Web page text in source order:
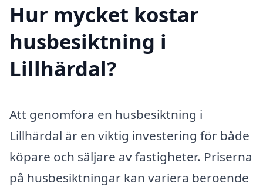
Hur mycket kostar
husbesiktning i
Lillhärdal?
Att genomföra en husbesiktning i
Lillhärdal är en viktig investering för både
köpare och säljare av fastigheter. Priserna
på husbesiktningar kan variera beroende